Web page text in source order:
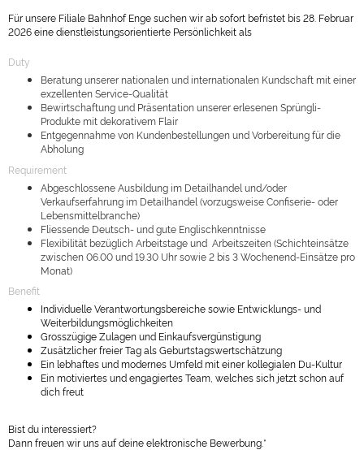
Für unsere Filiale Bahnhof Enge suchen wir ab sofort befristet bis 28. Februar
2026 eine dienstleistungsorientierte Persönlichkeit als
Duty
Beratung unserer nationalen und internationalen Kundschaft mit einer
exzellenten Service-Qualität
Bewirtschaftung und Präsentation unserer erlesenen Sprüngli-
Produkte mit dekorativem Flair
Entgegennahme von Kundenbestellungen und Vorbereitung für die
Abholung
Requirement
Abgeschlossene Ausbildung im Detailhandel und/oder
Verkaufserfahrung im Detailhandel (vorzugsweise Confiserie- oder
Lebensmittelbranche)
Fliessende Deutsch- und gute Englischkenntnisse
Flexibilität bezüglich Arbeitstage und Arbeitszeiten (Schichteinsätze
zwischen 06.00 und 19.30 Uhr sowie 2 bis 3 Wochenend-Einsätze pro
Monat)
Benefit
Individuelle Verantwortungsbereiche sowie Entwicklungs- und
Weiterbildungsmöglichkeiten
Grosszügige Zulagen und Einkaufsvergünstigung
Zusätzlicher freier Tag als Geburtstagswertschätzung
Ein lebhaftes und modernes Umfeld mit einer kollegialen Du-Kultur
Ein motiviertes und engagiertes Team, welches sich jetzt schon auf
dich freut
Bist du interessiert?
Dann freuen wir uns auf deine elektronische Bewerbung.*